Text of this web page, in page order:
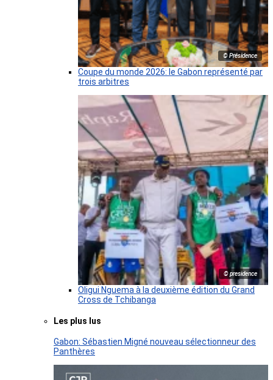
© Présidence
Coupe du monde 2026: le Gabon représenté par
trois arbitres
© presidence
Oligui Nguema à la deuxième édition du Grand
Cross de Tchibanga
Les plus lus
Gabon: Sébastien Migné nouveau sélectionneur des
Panthères